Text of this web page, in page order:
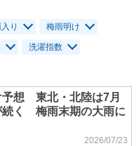
り 梅雨明け
洗濯指数
予想 東北・北陸は7月
続く 梅雨末期の大雨に
2026/07/23